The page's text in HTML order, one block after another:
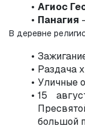
Агиос
Панагия
В деревне
Раздача
Уличные
15
большой